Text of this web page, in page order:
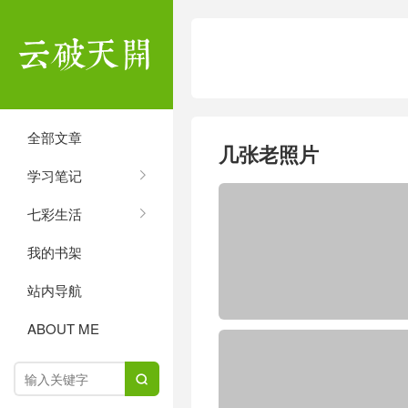
全部文章
学习笔记
七彩生活
我的书架
站内导航
ABOUT ME

几张老照片